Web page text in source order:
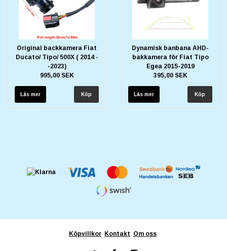
Original backkamera Fiat
Ducato/ Tipo/ 500X ( 2014 -
-2023)
995,00 SEK
Läs mer
Dynamisk banbana AHD-
bakkamera för Fiat Tipo
Egea 2015-2019
395,00 SEK
Läs mer
Köpvillkor Kontakt Om oss